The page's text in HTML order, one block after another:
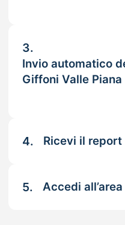
3.
Invio automatico
Giffoni Valle Piana
4. Ricevi il
5. Accedi